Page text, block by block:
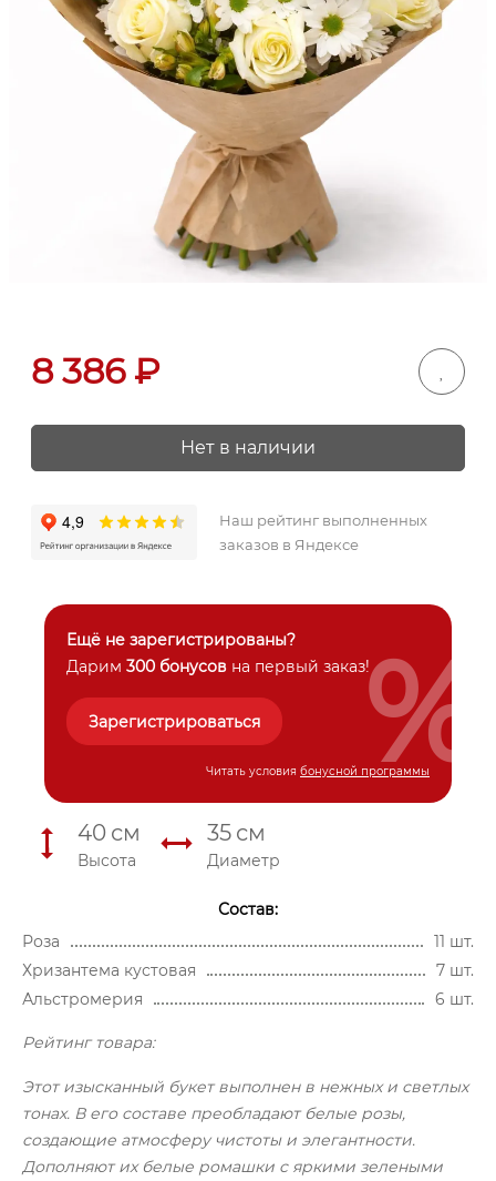
8 386₽
Нет в наличии
Наш рейтинг выполненных
заказов в Яндексе
Ещё не зарегистрированы?
Дарим 300 бонусов на первый заказ!
Зарегистрироваться
Читать условия бонусной программы
%
40 см
Высота
35 см
Диаметр
Состав:
Роза
11 шт.
Хризантема кустовая
7 шт.
Альстромерия
6 шт.
Рейтинг товара:
Этот изысканный букет выполнен в нежных и светлых
тонах. В его составе преобладают белые розы,
создающие атмосферу чистоты и элегантности.
Дополняют их белые ромашки с яркими зелеными